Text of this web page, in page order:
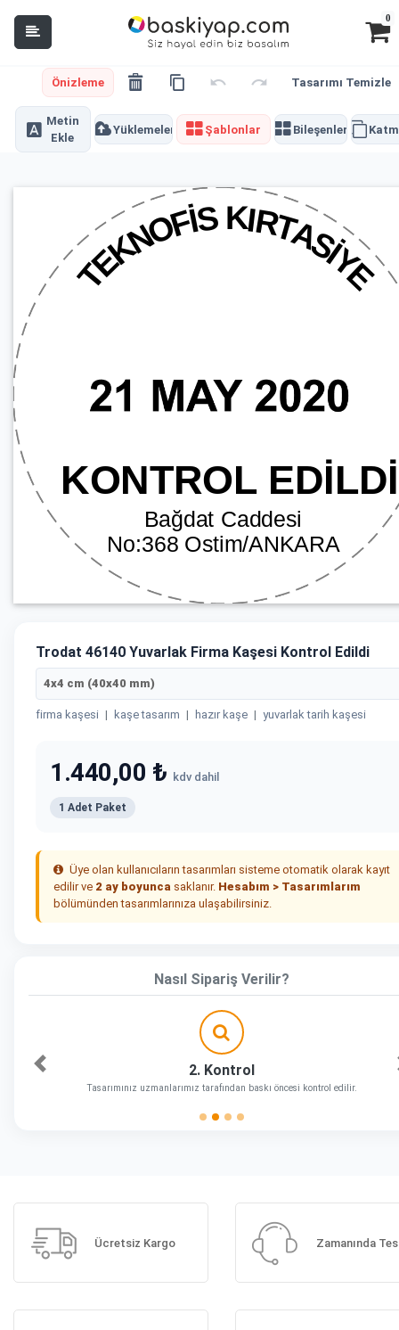
0
Önizleme Tasarımı Temizle
Metin
Ekle
Yüklemeler Şablonlar Bileşenler
Trodat 46140 Yuvarlak Firma Kaşesi Kontrol Edildi
4x4 cm (40x40 mm)
firma kaşesi | kaşe tasarım | hazır kaşe | yuvarlak tarih kaşesi
1.440,00 ₺ kdv dahil
1 Adet Paket
Üye olan kullanıcıların tasarımları sisteme otomatik olarak kayıt
edilir ve 2 ay boyunca saklanır. Hesabım > Tasarımlarım
bölümünden tasarımlarınıza ulaşabilirsiniz.
Nasıl Sipariş Verilir?
2. Kontrol
Tasarımınız uzmanlarımız tarafından baskı öncesi kontrol edilir.
Önceki
Ücretsiz Kargo Zamanında